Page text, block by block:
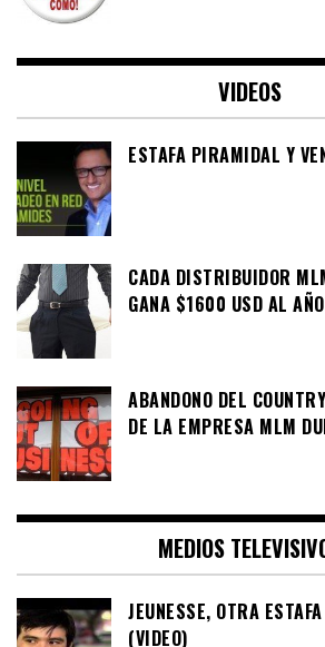
VIDEOS
ESTAFA PIRAMIDAL Y
CADA DISTRIBUIDOR
GANA $1600 USD AL
ABANDONO DEL
DE LA EMPRESA MLM
MEDIOS
JEUNESSE, OTRA
(VIDEO)